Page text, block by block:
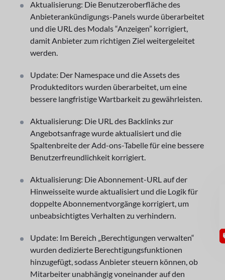
Aktualisierung: Die Benutzeroberfläche des
Anbieterankündigungs-Panels wurde überarbeitet
und die URL des Modals “Anzeigen” korrigiert,
damit Anbieter zum richtigen Ziel weitergeleitet
werden.
Update: Der Namespace und die Assets des
Produkteditors wurden überarbeitet, um eine
bessere langfristige Wartbarkeit zu gewährleisten.
Aktualisierung: Die URL des Backlinks zur
Angebotsanfrage wurde aktualisiert und die
Spaltenbreite der Add-ons-Tabelle für eine bessere
Benutzerfreundlichkeit korrigiert.
Aktualisierung: Die Abonnement-URL auf der
Hinweisseite wurde aktualisiert und die Logik für
doppelte Abonnementvorgänge korrigiert, um
unbeabsichtigtes Verhalten zu verhindern.
Update: Im Bereich „Berechtigungen verwalten“
wurden dedizierte Berechtigungsfunktionen
hinzugefügt, sodass Anbieter steuern können, ob
Mitarbeiter unabhängig voneinander auf den